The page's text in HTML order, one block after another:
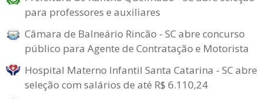
para professores e auxiliares
Câmara de Balneário Rincão - SC abre concurso
público para Agente de Contratação e Motorista
Hospital Materno Infantil Santa Catarina - SC abre
seleção com salários de até R$ 6.110,24